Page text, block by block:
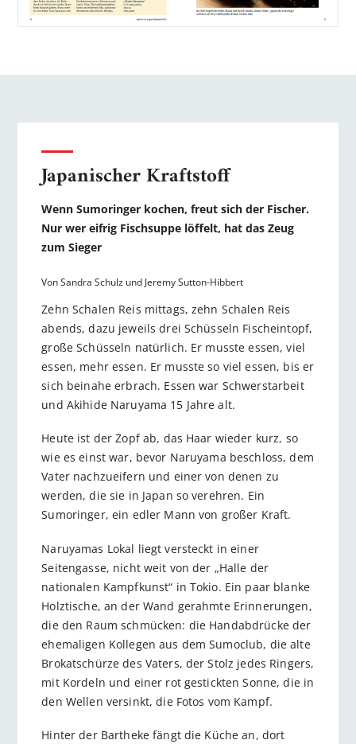
Japanischer Kraftstoff
Wenn Sumoringer kochen, freut sich der Fischer.
Nur wer eifrig Fischsuppe löffelt, hat das Zeug
zum Sieger
Von Sandra Schulz und Jeremy Sutton-Hibbert
Zehn Schalen Reis mittags, zehn Schalen Reis
abends, dazu jeweils drei Schüsseln Fischeintopf,
große Schüsseln natürlich. Er musste essen, viel
essen, mehr essen. Er musste so viel essen, bis er
sich beinahe erbrach. Essen war Schwerstarbeit
und Akihide Naruyama 15 Jahre alt.
Heute ist der Zopf ab, das Haar wieder kurz, so
wie es einst war, bevor Naruyama beschloss, dem
Vater nachzueifern und einer von denen zu
werden, die sie in Japan so verehren. Ein
Sumoringer, ein edler Mann von großer Kraft.
Naruyamas Lokal liegt versteckt in einer
Seitengasse, nicht weit von der „Halle der
nationalen Kampfkunst“ in Tokio. Ein paar blanke
Holztische, an der Wand gerahmte Erinnerungen,
die den Raum schmücken: die Handabdrücke der
ehemaligen Kollegen aus dem Sumoclub, die alte
Brokatschürze des Vaters, der Stolz jedes Ringers,
mit Kordeln und einer rot gestickten Sonne, die in
den Wellen versinkt, die Fotos vom Kampf.
Hinter der Bartheke fängt die Küche an, dort